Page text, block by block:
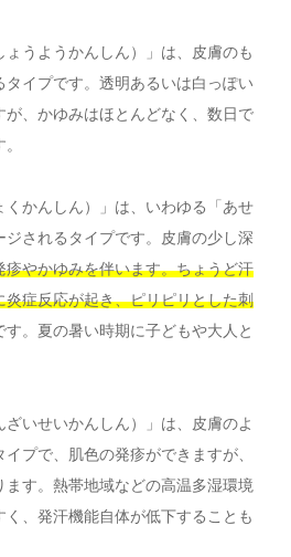
ょうようかんしん）」は、皮膚のも
タイプです。透明あるいは白っぽい
、かゆみはほとんどなく、数日で
くかんしん）」は、いわゆる「あせ
ジされるタイプです。皮膚の少し深
疹やかゆみを伴います。ちょうど汗
症反応が起き、ピリピリとした刺
す。夏の暑い時期に子どもや大人と
いせいかんしん）」は、皮膚のよ
プで、肌色の発疹ができますが、
す。熱帯地域などの高温多湿環境
、発汗機能自体が低下することも